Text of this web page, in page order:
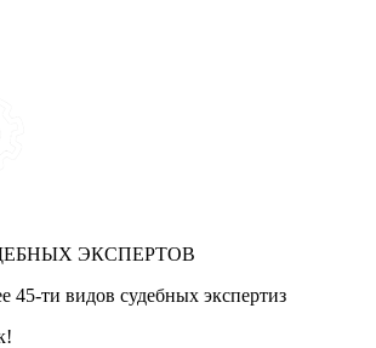
ЭКСПЕРТОВ
ти видов судебных экспертиз